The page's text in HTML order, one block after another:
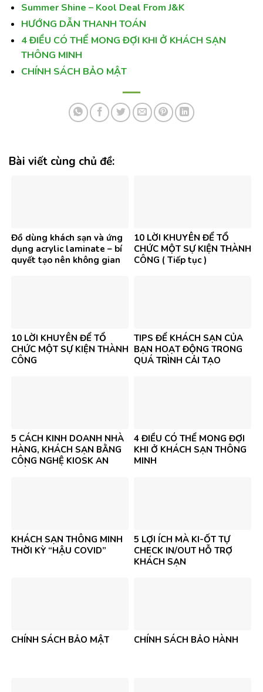
Summer Shine – Kool Deal From J&K
HƯỚNG DẪN THANH TOÁN
4 ĐIỀU CÓ THỂ MONG ĐỢI KHI Ở KHÁCH SẠN
THÔNG MINH
CHÍNH SÁCH BẢO MẬT
Bài viết cùng chủ đề:
Đồ dùng khách sạn và ứng
dụng acrylic laminate – bí
quyết tạo nên không gian
10 LỜI KHUYÊN ĐỂ TỔ
CHỨC MỘT SỰ KIỆN THÀNH
CÔNG ( Tiếp tục )
10 LỜI KHUYÊN ĐỂ TỔ
CHỨC MỘT SỰ KIỆN THÀNH
CÔNG
TIPS ĐỂ KHÁCH SẠN CỦA
BẠN HOẠT ĐỘNG TRONG
QUÁ TRÌNH CẢI TẠO
5 CÁCH KINH DOANH NHÀ
HÀNG, KHÁCH SẠN BẰNG
CÔNG NGHỆ KIOSK AN
4 ĐIỀU CÓ THỂ MONG ĐỢI
KHI Ở KHÁCH SẠN THÔNG
MINH
KHÁCH SẠN THÔNG MINH
THỜI KỲ “HẬU COVID”
5 LỢI ÍCH MÀ KI-ỐT TỰ
CHECK IN/OUT HỖ TRỢ
KHÁCH SẠN
CHÍNH SÁCH BẢO MẬT CHÍNH SÁCH BẢO HÀNH